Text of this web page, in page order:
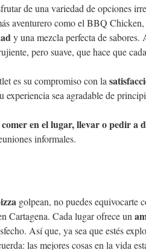
de una variedad de opciones
aventurero como el BBQ
y una mezcla perfecta de sabores.
pero suave, que hace que
es su compromiso con la
experiencia sea agradable de
comer en el lugar, llevar o pedir a
informales.
golpean, no puedes equivocarte
Cartagena. Cada lugar ofrece un
Así que, ya sea que estés
las mejores cosas en la vida